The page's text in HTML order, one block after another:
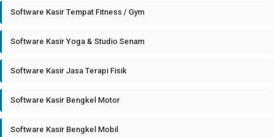
Software Kasir Tempat Fitness / Gym
Software Kasir Yoga & Studio Senam
Software Kasir Jasa Terapi Fisik
Software Kasir Bengkel Motor
Software Kasir Bengkel Mobil